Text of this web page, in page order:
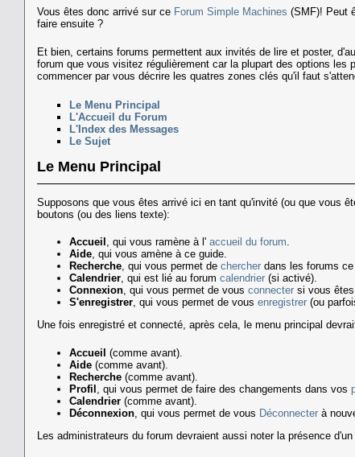
Vous êtes donc arrivé sur ce Forum Simple Machines (SMF)! Peut
faire ensuite ?
Et bien, certains forums permettent aux invités de lire et poster,
forum que vous visitez régulièrement car la plupart des options
commencer par vous décrire les quatres zones clés qu'il faut
Le Menu Principal
L'Accueil du Forum
L'Index des Messages
Le Sujet
Le Menu Principal
Supposons que vous êtes arrivé ici en tant qu'invité (ou que vous
boutons (ou des liens texte):
Accueil , qui vous ramène à l' accueil du forum.
Aide, qui vous amène à ce guide.
Recherche, qui vous permet de chercherdans les forums ce
Calendrier, qui est lié au forum calendrier(si activé).
Connexion, qui vous permet de vous connectersi vous êtes
S'enregistrer, qui vous permet de vous enregistrer(ou
Une fois enregistré et connecté, après cela, le menu principal
Accueil (comme avant).
Aide(comme avant).
Recherche(comme avant).
Profil
, qui vous permet de faire des changements dans vos
Calendrier(comme avant).
Déconnexion, qui vous permet de vous Déconnecterà
Les administrateurs du forum devraient aussi noter la présence